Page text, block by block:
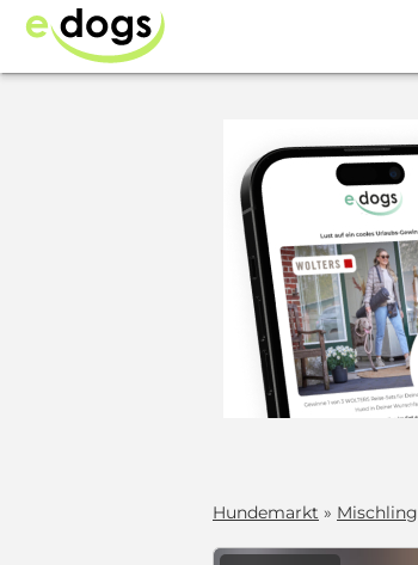
Hundemarkt » Mischling